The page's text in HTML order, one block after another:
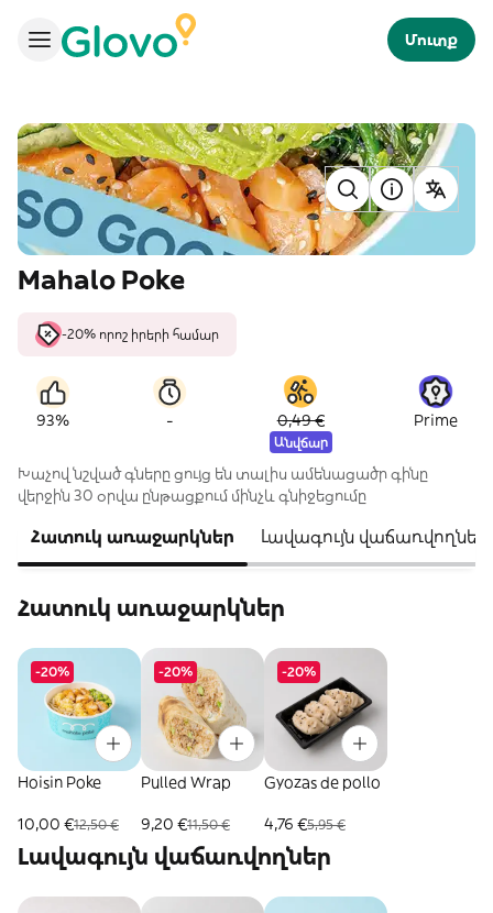
Մուտք
Mahalo Poke
-20% որոշ իրերի համար
93% - 0,49 €
Անվճար
Prime
Խաչով նշված գները ցույց են տալիս ամենացածր գինը
վերջին 30 օրվա ընթացքում մինչև գնիջեցումը
Հատուկ առաջարկներ Լավագույն վաճառվողներ
Հատուկ առաջարկներ
-20%
Hoisin Poke
10,00 €12,50 €
-20%
Pulled Wrap
9,20 €11,50 €
-20%
Gyozas de pollo
4,76 €5,95 €
Լավագույն վաճառվողներ